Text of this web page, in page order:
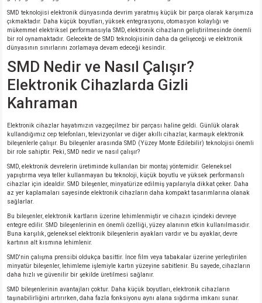
SMD teknolojisi elektronik dünyasında devrim yaratmış küçük bir parça olarak karşımıza
çıkmaktadır. Daha küçük boyutları, yüksek entegrasyonu, otomasyon kolaylığı ve
mükemmel elektriksel performansıyla SMD, elektronik cihazların geliştirilmesinde önemli
bir rol oynamaktadır. Gelecekte de SMD teknolojisinin daha da gelişeceği ve elektronik
dünyasının sınırlarını zorlamaya devam edeceği kesindir.
SMD Nedir ve Nasıl Çalışır?
Elektronik Cihazlarda Gizli
Kahraman
Elektronik cihazlar hayatımızın vazgeçilmez bir parçası haline geldi. Günlük olarak
kullandığımız cep telefonları, televizyonlar ve diğer akıllı cihazlar, karmaşık elektronik
bileşenlerle çalışır. Bu bileşenler arasında SMD (Yüzey Monte Edilebilir) teknolojisi önemli
bir role sahiptir. Peki, SMD nedir ve nasıl çalışır?
SMD, elektronik devrelerin üretiminde kullanılan bir montaj yöntemidir. Geleneksel
yapıştırma veya teller kullanmayan bu teknoloji, küçük boyutlu ve yüksek performanslı
cihazlar için idealdir. SMD bileşenler, minyatürize edilmiş yapılarıyla dikkat çeker. Daha
az yer kaplamaları sayesinde elektronik cihazların daha kompakt tasarımlarına olanak
sağlarlar.
Bu bileşenler, elektronik kartların üzerine lehimlenmiştir ve cihazın içindeki devreye
entegre edilir. SMD bileşenlerinin en önemli özelliği, yüzey alanının etkin kullanılmasıdır.
Buna karşılık, geleneksel elektronik bileşenlerin ayakları vardır ve bu ayaklar, devre
kartının alt kısmına lehimlenir.
SMD'nin çalışma prensibi oldukça basittir. İnce film veya tabakalar üzerine yerleştirilen
minyatür bileşenler, lehimleme işlemiyle kartın yüzeyine sabitlenir. Bu sayede, cihazların
daha hızlı ve güvenilir bir şekilde üretilmesi sağlanır.
SMD bileşenlerinin avantajları çoktur. Daha küçük boyutları, elektronik cihazların
taşınabilirliğini artırırken, daha fazla fonksiyonu aynı alana sığdırma imkanı sunar.